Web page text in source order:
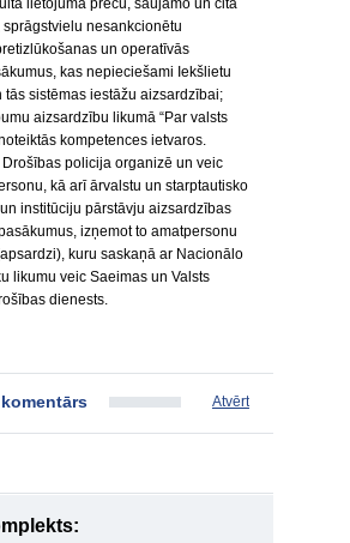
lietojuma preču, šaujamo un cita
nesankcionētu
un operatīvās
kas nepieciešami Iekšlietu
tās sistēmas iestāžu aizsardzībai;
aizsardzību likumā “Par valsts
kompetences ietvaros.
policija organizē un veic
kā arī ārvalstu un starptautisko
institūciju pārstāvju aizsardzības
izņemot to amatpersonu
kuru saskaņā ar Nacionālo
likumu veic Saeimas un Valsts
dienests.
Atvērt